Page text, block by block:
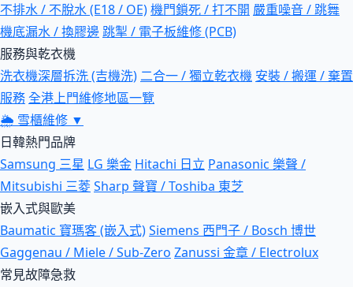
不排水 / 不脫水 (E18 / OE)機門鎖死 / 打不開 嚴重噪音 / 跳舞
機底漏水 / 換膠邊跳掣 / 電子板維修 (PCB)
服務與乾衣機
洗衣機深層拆洗 (吉機洗) 二合一 / 獨立乾衣機 安裝 / 搬運 / 棄置
服務全港上門維修地區一覽
🌦 雪櫃維修 ▼
日韓熱門品牌
Samsung 三星 LG 樂金 Hitachi 日立 Panasonic 樂聲 /
Mitsubishi 三菱Sharp 聲寶 / Toshiba 東芝
嵌入式與歐美
Baumatic 寶瑪客 (嵌入式)Siemens 西門子 / Bosch 博世
Gaggenau / Miele / Sub-Zero Zanussi 金章 / Electrolux
常見故障急救